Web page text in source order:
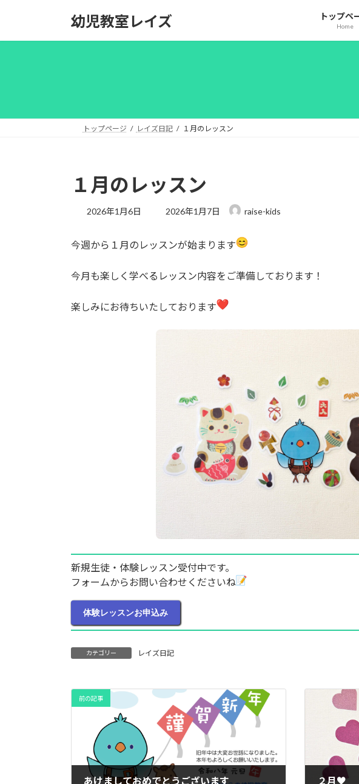
幼児教室レイズ トップペ
Home
トップページ レイズ日記 １月のレッスン
１月のレッスン
2026年1月6日
最
新
:
2026年1月7日 raise-kids
今週から１月のレッスンが始まります
今月も楽しく学べるレッスン内容をご準備しております！
楽しみにお待ちいたしております
新規生徒・体験レッスン受付中です。
フォームからお問い合わせくださいね
体験レッスンお申込み
カテゴリー レイズ日記
前の記事
あけましておめでとうございます ２月♥